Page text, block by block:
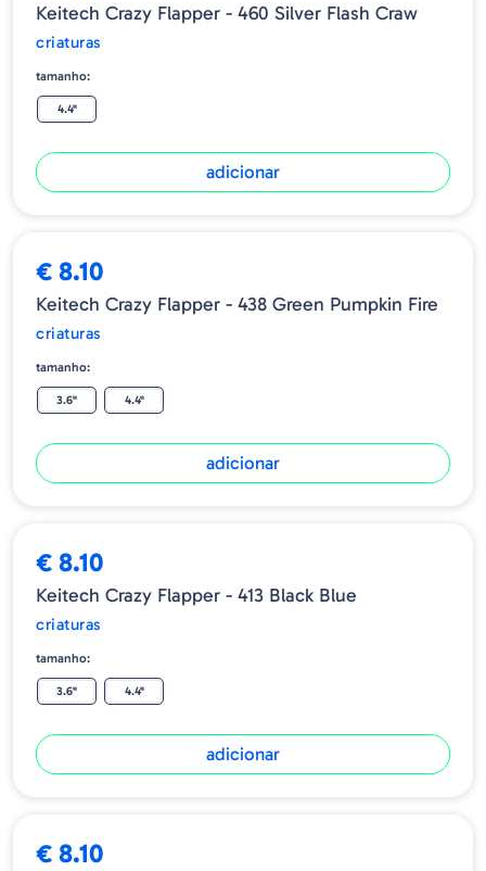
Keitech Crazy Flapper - 460 Silver Flash Craw
criaturas
tamanho:
4.4"
adicionar
€ 8.10
Keitech Crazy Flapper - 438 Green Pumpkin Fire
criaturas
tamanho:
3.6" 4.4"
adicionar
€ 8.10
Keitech Crazy Flapper - 413 Black Blue
criaturas
tamanho:
3.6" 4.4"
adicionar
€ 8.10